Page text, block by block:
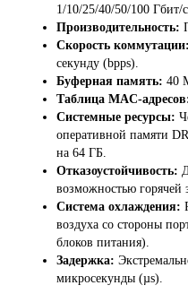
1/10/25/40/50/100 Гбит/
Производительность:
Скорость коммутации:
секунду (bpps).
Буферная память: 40
Таблица MAC-
Системные ресурсы:
оперативной памяти
на 64 ГБ.
Отказоустойчивость:
возможностью горячей
Система охлаждения:
воздуха со стороны
блоков питания).
Задержка:
микросекунды (µs).